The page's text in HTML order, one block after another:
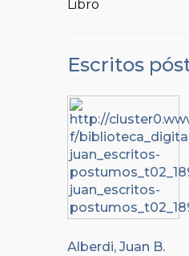
Libro
Escritos
Alberdi, Juan B.